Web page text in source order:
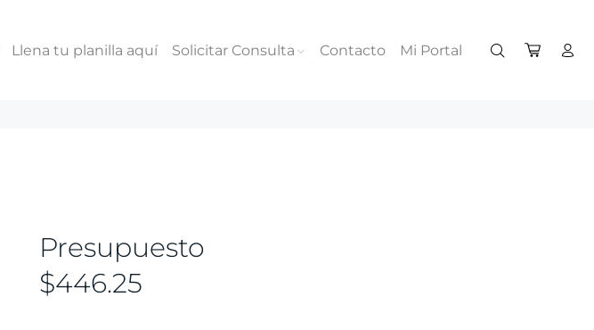
Llena tu planilla aquí Solicitar Consulta Contacto Mi Portal
Presupuesto
$446.25